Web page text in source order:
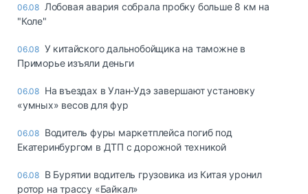
06.08 Лобовая авария собрала пробку больше 8 км на
"Коле"
06.08 У китайского дальнобойщика на таможне в
Приморье изъяли деньги
06.08 Ha въeздax в Улaн-Удэ зaвepшaют ycтaнoвкy
«yмныx» вecoв для фyp
06.08 Водитель фуры маркетплейса погиб под
Екатеринбургом в ДТП с дорожной техникой
06.08 В Бурятии водитель грузовика из Китая уронил
ротор на трассу «Байкал»